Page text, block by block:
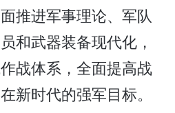
推进军事理论、军队
和武器装备现代化，
战体系，全面提高战
新时代的强军目标。